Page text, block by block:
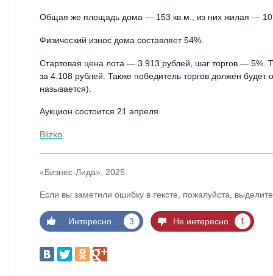
Общая же площадь дома — 153 кв.м., из них жилая —
Физический износ дома составляет 54%.
Стартовая цена лота — 3.913 рублей, шаг торгов — 5%.
за 4.108 рублей. Также победитель торгов должен
называется).
Аукцион состоится 21 апреля.
Blizko
«Бизнес-Лида», 2025.
Если вы заметили ошибку в тексте, пожалуйста,
Интересно 3 Не интересно 1